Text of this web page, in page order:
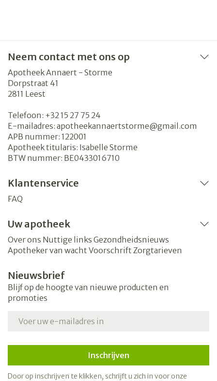
Neem contact met ons op
Apotheek Annaert - Storme
Dorpstraat 41
2811 Leest
Telefoon: +32 15 27 75 24
E-mailadres: apotheekannaertstorme@gmail.com
APB nummer: 122001
Apotheek titularis: Isabelle Storme
BTW nummer: BE0433016710
Klantenservice
FAQ
Uw apotheek
Over ons Nuttige links Gezondheidsnieuws
Apotheker van wacht Voorschrift Zorgtarieven
Nieuwsbrief
Blijf op de hoogte van nieuwe producten en
promoties
Inschrijven
Door op inschrijven te klikken, schrijft u zich in voor onze